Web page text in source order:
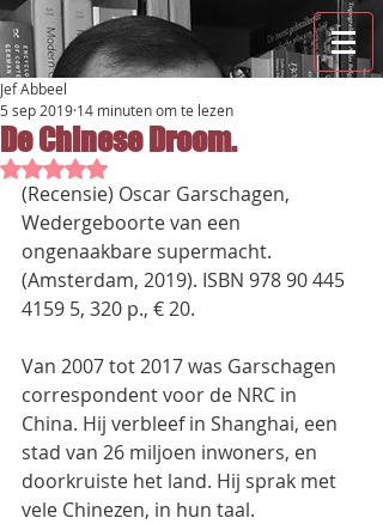
De Chinese Droom.
Jef Abbeel
5 sep 2019 14 minuten om te lezen
Beoordeeld met NaN uit 5 sterren.
(Recensie) Oscar Garschagen,
Wedergeboorte van een
ongenaakbare supermacht.
(Amsterdam, 2019). ISBN 978 90 445
4159 5, 320 p., € 20.
Van 2007 tot 2017 was Garschagen
correspondent voor de NRC in
China. Hij verbleef in Shanghai, een
stad van 26 miljoen inwoners, en
doorkruiste het land. Hij sprak met
vele Chinezen, in hun taal.